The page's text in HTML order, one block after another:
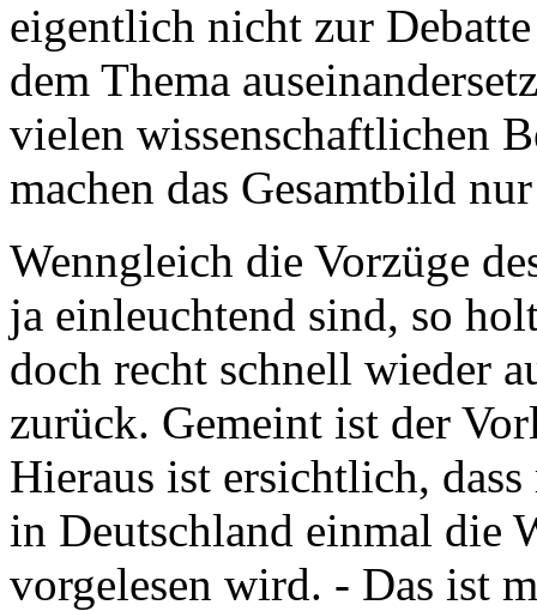
eigentlich nicht zur
dem Thema
vielen wissenschaftlichen
machen das Gesamtbild
Wenngleich die Vorzüge
ja einleuchtend sind, so
doch recht schnell wieder
zurück. Gemeint ist der
Hieraus ist ersichtlich,
in Deutschland einmal die
vorgelesen wird. - Das ist